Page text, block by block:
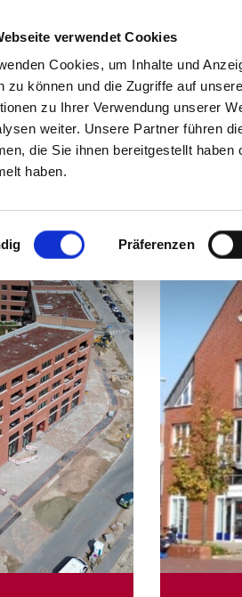
verwendet Cookies
Cookies, um Inhalte und
zu können und die Zugriffe auf
zu Ihrer Verwendung unserer
weiter. Unsere Partner führen
die Sie ihnen bereitgestellt
haben.
Präferenzen